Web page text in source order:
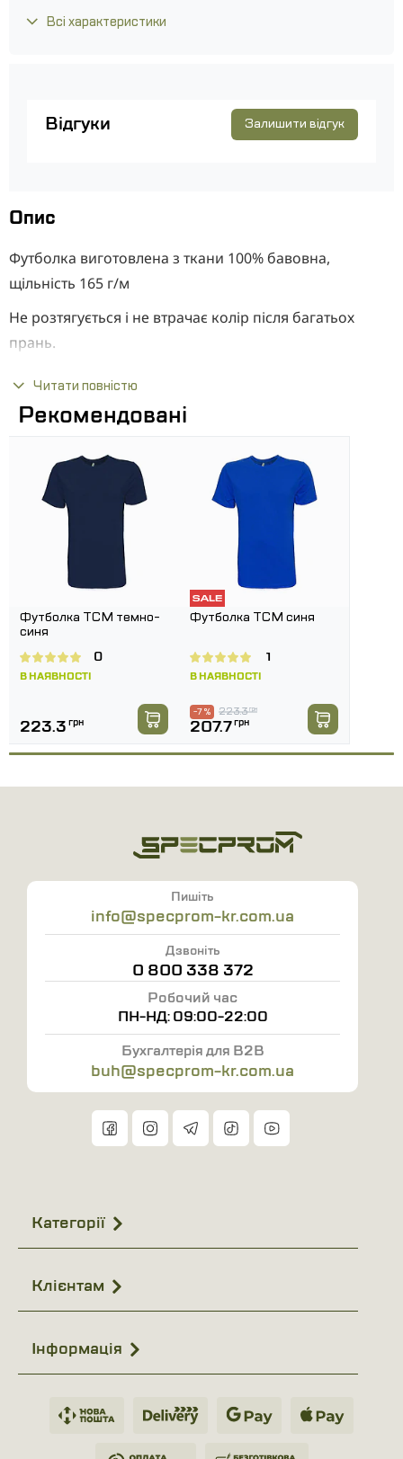
Всі характеристики
Відгуки Залишити відгук
Опис
Футболка виготовлена з ткани 100% бавовна,
щільність 165 г/м
Не розтягується і не втрачає колір після багатьох
прань.
Всі футболки виробництва цієї торгової марки
відповідають гігієнічним і санітарним нормам
Тканина чудово підходить для нанесення логотипів.
Читати повністю
Рекомендовані
Футболка ТСМ темно-
синя
В НАЯВНОСТІ
0
223.3 грн
Футболка ТСМ синя
В НАЯВНОСТІ
1
223.3грн
-7 %
207.7грн
Пишіть
info@specprom-kr.com.ua
Дзвоніть
0 800 338 372
Робочий час
ПН-НД: 09:00-22:00
Бухгалтерія для B2B
buh@specprom-kr.com.ua
Категорії
Клієнтам
Інформація